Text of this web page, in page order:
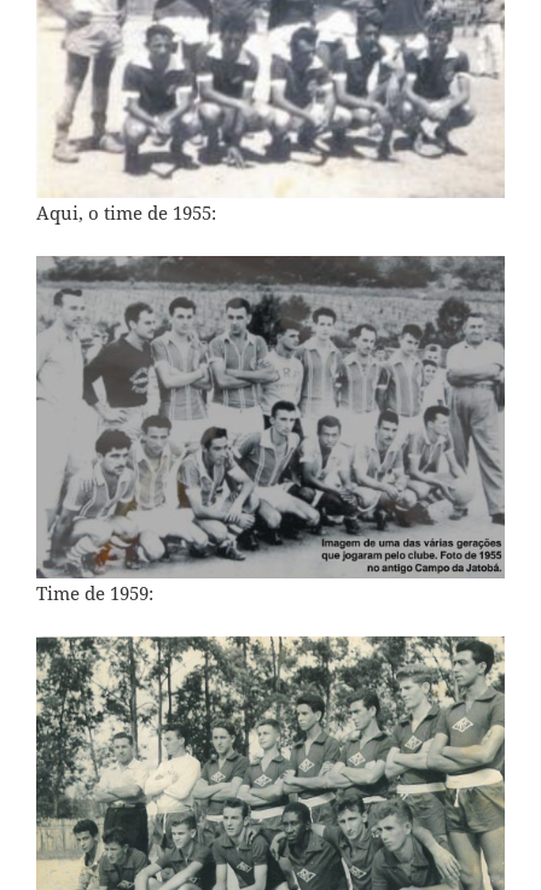
Aqui, o time de 1955:
Time de 1959: